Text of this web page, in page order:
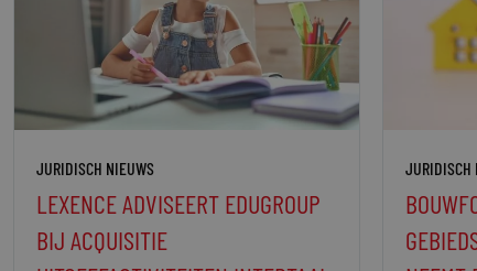
JURIDISCH NIEUWS
LEXENCE ADVISEERT EDUGROUP
BIJ ACQUISITIE
JURIDISCH